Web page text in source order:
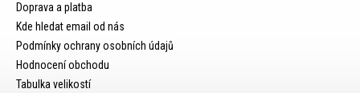
Doprava a platba
Kde hledat email od nás
Podmínky ochrany osobních údajů
Hodnocení obchodu
Tabulka velikostí